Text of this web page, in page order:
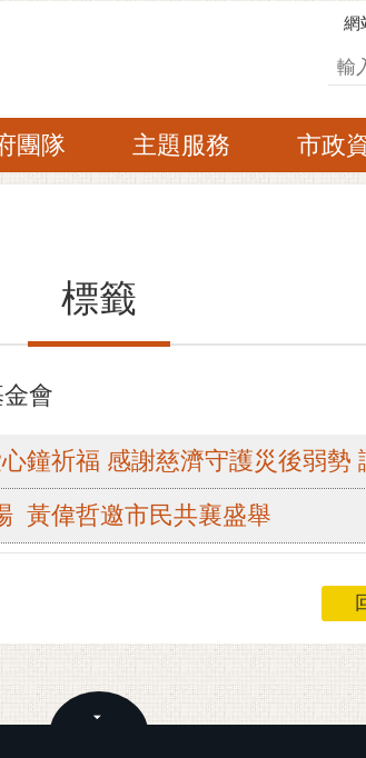
網
搜尋
團隊 主題服務 市政
標籤
會
鐘祈福 感謝慈濟守護災後弱勢
黃偉哲邀市民共襄盛舉